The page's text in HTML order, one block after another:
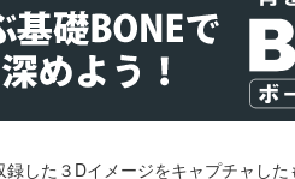
した３Dイメージをキャプチャした